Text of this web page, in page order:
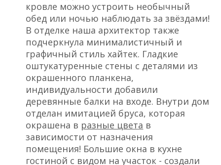
кровле можно устроить необычный
обед или ночью наблюдать за звёздами!
В отделке наша архитектор также
подчеркнула минималистичный и
графичный стиль хайтек. Гладкие
оштукатуренные стены с деталями из
окрашенного планкена,
индивидуальности добавили
деревянные балки на входе. Внутри дом
отделан имитацией бруса, которая
окрашена в разные цвета в
зависимости от назначения
помещения! Большие окна в кухне
гостиной с видом на участок - создали